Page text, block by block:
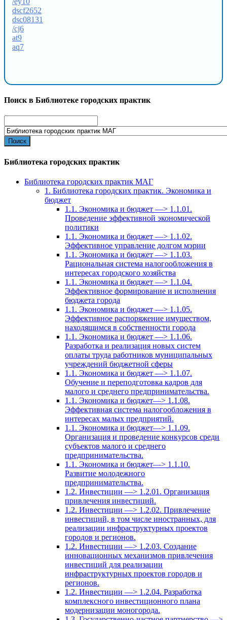
dscf2652
dsc08131
/cj6
at9
aq7
Поиск в Библиотеке городских практик
for:
Библиотека городских практик
Библиотека городских практик МАГ
1. Библиотека городских практик. Экономика и
бюджет
1.1. Экономика и бюджет —> 1.1.01.
Проведение эффективной экономической
политики
1.1. Экономика и бюджет —> 1.1.02.
Эффективное управление долгом мэрии
1.1. Экономика и бюджет —> 1.1.03.
Рациональная система налогообложения в
интересах городского хозяйства
1.1. Экономика и бюджет —> 1.1.04.
Эффективное формирование и исполнения
бюджета города
1.1. Экономика и бюджет —> 1.1.05.
Эффективное распоряжение имуществом,
находящимся в собственности города
1.1. Экономика и бюджет —> 1.1.06.
Разработка и реализация новых систем
оплаты труда работников муниципальных
учреждений бюджетной сферы
1.1. Экономика и бюджет —> 1.1.07.
Обучение и переподготовка кадров для
малого и среднего предпринимательства.
1.1. Экономика и бюджет—> 1.1.08.
Эффективная система налогообложения в
интересах малых предприятий.
1.1. Экономика и бюджет—> 1.1.09.
Организация и проведение конкурсов среди
субъектов малого и среднего
предпринимательства.
1.1. Экономика и бюджет—> 1.1.10.
Развитие молодежного
предпринимательства.
1.2. Инвестиции —> 1.2.01. Организация
привлечения инвестиций.
1.2. Инвестиции —> 1.2.02. Привлечение
инвестиций, в том числе иностранных, для
реализации инфраструктурных проектов
городов и регионов.
1.2. Инвестиции —> 1.2.03. Создание
инновационных механизмов привлечения
инвестиций для реализации
инфраструктурных проектов городов и
регионов.
1.2. Инвестиции —> 1.2.04. Разработка
комплексного инвестиционного плана
модернизации моногорода.